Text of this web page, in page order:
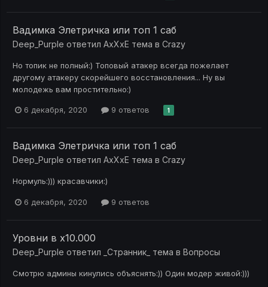
Вадимка Элетричка или топ 1 саб
Deep_Purple ответил АхХхЕ тема в Crazy
Но топик не полный:) Топовый атакер всегда пожелает
другому атакеру скорейшего восстановления... Ну вы
молодежь вам простительно:)
6 декабря, 2020 9 ответов 1
Вадимка Элетричка или топ 1 саб
Deep_Purple ответил АхХхЕ тема в Crazy
Нормуль:))) красавчики:)
6 декабря, 2020 9 ответов
Уровни в х10.000
Deep_Purple ответил _Странник_ тема в Вопросы
Смотрю админы кинулись объяснять:)) Один модер живой:)))